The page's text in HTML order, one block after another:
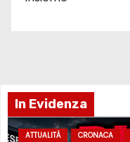
In Evidenza
ATTUALITÀ CRONACA